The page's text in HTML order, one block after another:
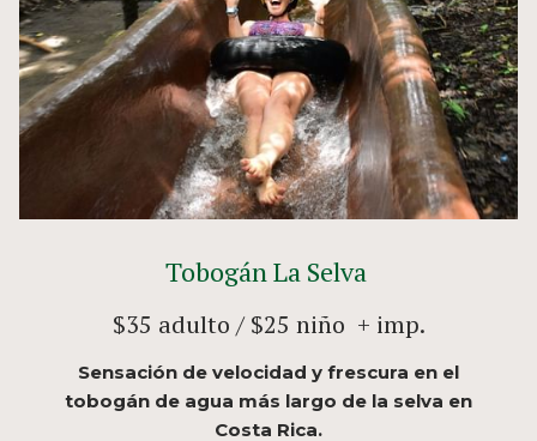
Tobogán La Selva
$35 adulto / $25 niño + imp.
Sensación de velocidad y frescura en el
tobogán de agua más largo de la selva en
Costa Rica.